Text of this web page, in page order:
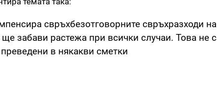
свръхбезотговорните свръхразходи на
забави растежа при всички случаи. Това не
в някакви сметки